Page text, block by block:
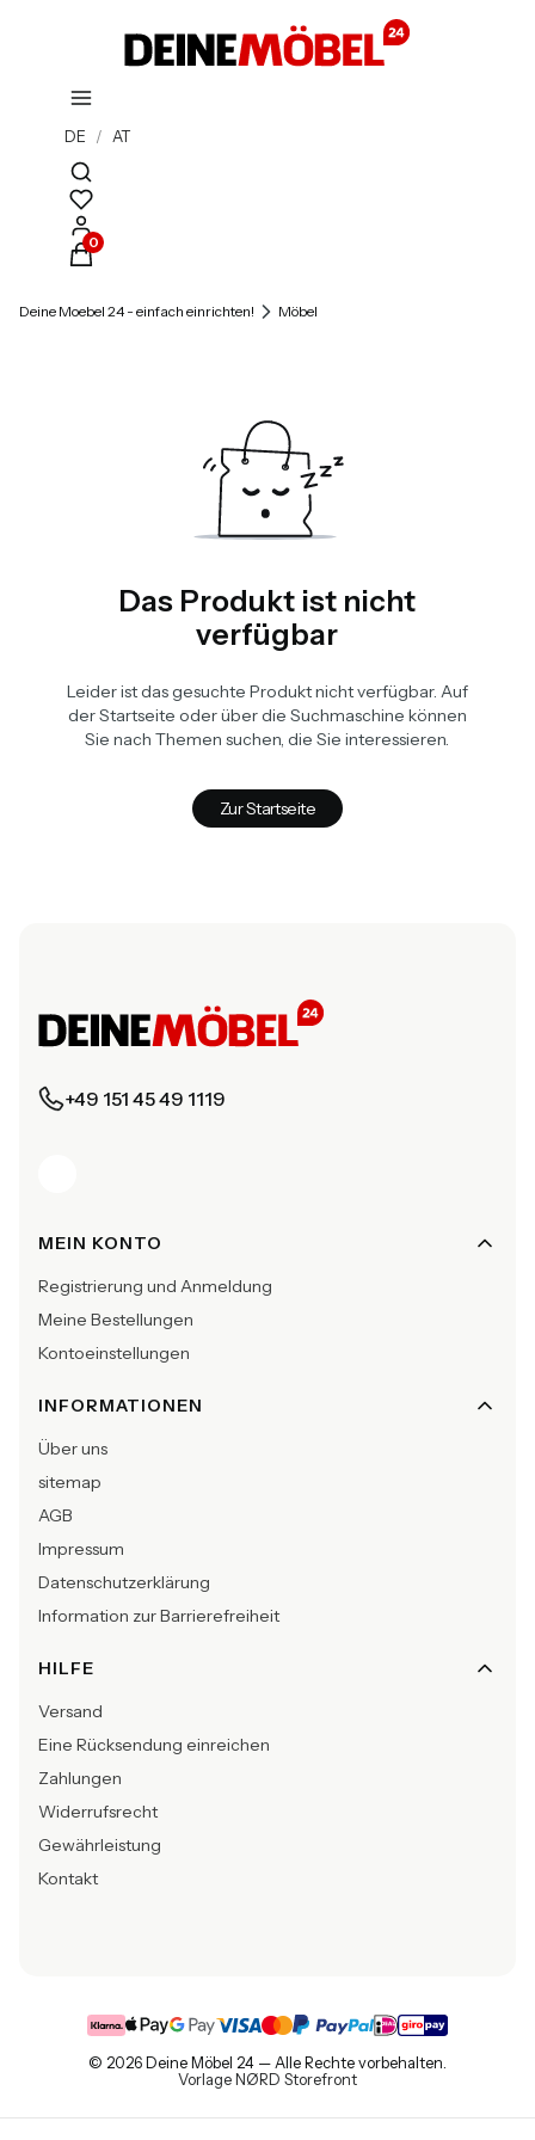
DE / AT
Suchmaschine öffnen
Produkte im Warenkorb: 0. Details anzeigen
Deine Moebel 24 - einfach einrichten! Möbel
Das Produkt ist nicht
verfügbar
Leider ist das gesuchte Produkt nicht verfügbar. Auf
der Startseite oder über die Suchmaschine können
Sie nach Themen suchen, die Sie interessieren.
Zur Startseite
+49 151 45 49 1119
Fußzeilenmenü
MEIN KONTO
Registrierung und Anmeldung
Meine Bestellungen
Kontoeinstellungen
INFORMATIONEN
Über uns
sitemap
AGB
Impressum
Datenschutzerklärung
Information zur Barrierefreiheit
HILFE
Versand
Eine Rücksendung einreichen
Zahlungen
Widerrufsrecht
Gewährleistung
Kontakt
© 2026 Deine Möbel 24 — Alle Rechte vorbehalten.
Vorlage NØRD Storefront